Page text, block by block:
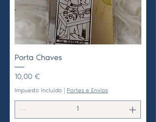
Porta Chaves
Precio
10,00 €
Impuesto incluido Portes e Envios